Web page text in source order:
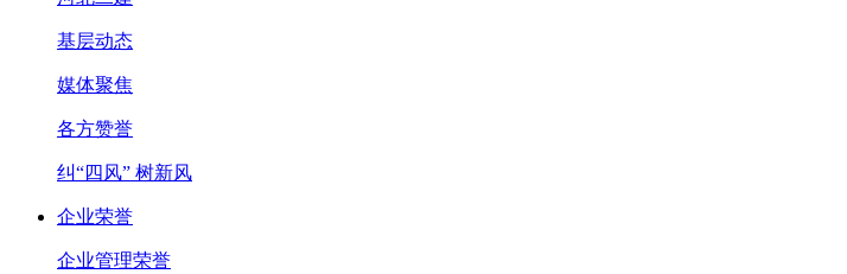
基层动态
媒体聚焦
各方赞誉
纠“四风” 树新风
企业荣誉
企业管理荣誉